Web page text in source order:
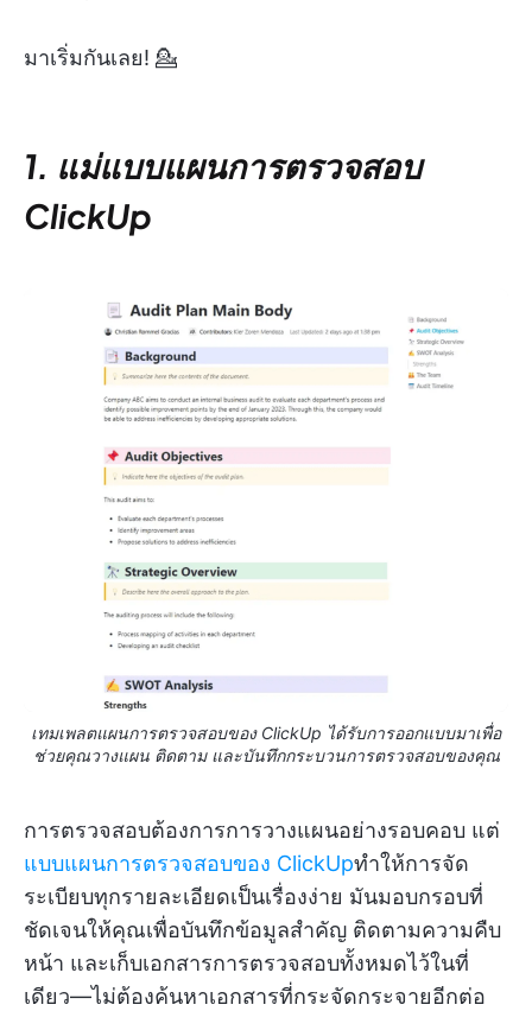
มาเริ่มกันเลย! 💁
1. แม่แบบแผนการตรวจสอบ
ClickUp
เทมเพลตแผนการตรวจสอบของ ClickUp ได้รับการออกแบบมาเพื่อ
ช่วยคุณวางแผน ติดตาม และบันทึกกระบวนการตรวจสอบของคุณ
การตรวจสอบต้องการการวางแผนอย่างรอบคอบ แต่
แบบแผนการตรวจสอบของ ClickUpทำให้การจัด
ระเบียบทุกรายละเอียดเป็นเรื่องง่าย มันมอบกรอบที่
ชัดเจนให้คุณเพื่อบันทึกข้อมูลสำคัญ ติดตามความคืบ
หน้า และเก็บเอกสารการตรวจสอบทั้งหมดไว้ในที่
เดียว—ไม่ต้องค้นหาเอกสารที่กระจัดกระจายอีกต่อ